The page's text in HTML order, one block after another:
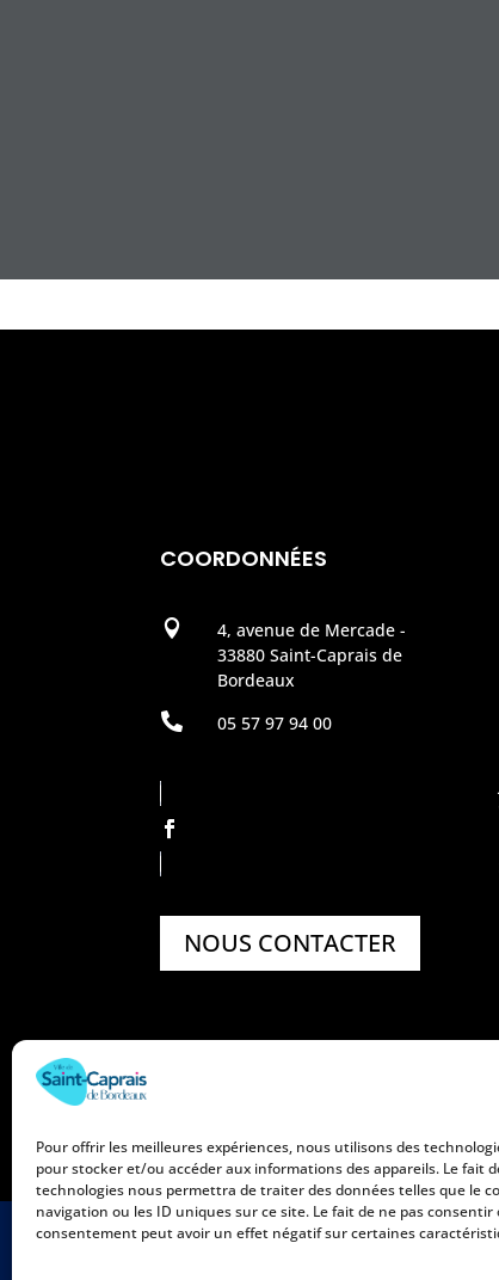
Pour offrir les meilleures expériences, nous utilisons des
pour stocker et/ou accéder aux informations des appareils. Le fait
technologies nous permettra de traiter des données telles que le
navigation ou les ID uniques sur ce site. Le fait de ne pas
consentement peut avoir un effet négatif sur certaines
COORDONNÉES

4, avenue de Mercade -
33880 Saint-Caprais de
Bordeaux
 05 57 97 94 00
NOUS CONTACTER